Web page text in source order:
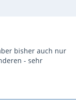
bisher auch nur
- sehr